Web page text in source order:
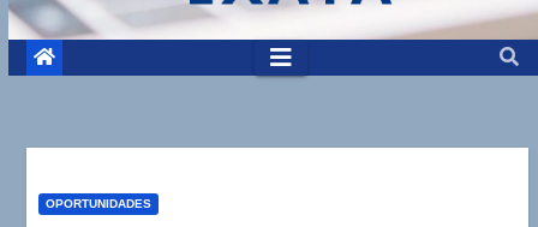
OPORTUNIDADES